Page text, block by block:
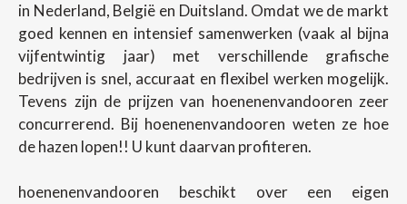
in Nederland, België en Duitsland. Omdat we de markt
goed kennen en intensief samenwerken (vaak al bijna
vijfentwintig jaar) met verschillende grafische
bedrijven is snel, accuraat en flexibel werken mogelijk.
Tevens zijn de prijzen van hoenenenvandooren zeer
concurrerend. Bij hoenenenvandooren weten ze hoe
de hazen lopen!! U kunt daarvan profiteren.
hoenenenvandooren beschikt over een eigen